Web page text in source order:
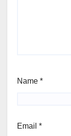
Name *
Email *